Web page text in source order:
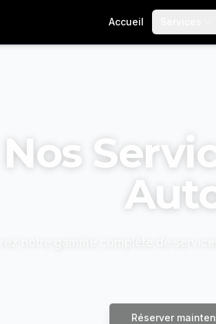
Accueil
Nos
Réserver